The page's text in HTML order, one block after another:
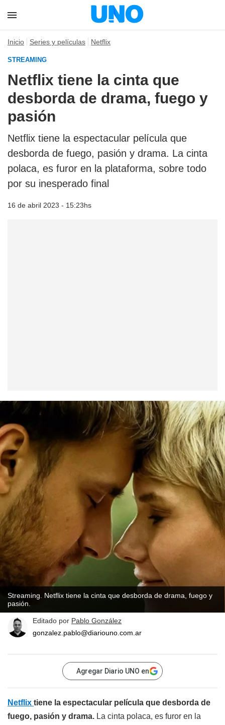
Inicio Series y películas Netflix
STREAMING
Netflix tiene la cinta que
desborda de drama, fuego y
pasión
Netflix tiene la espectacular película que
desborda de fuego, pasión y drama. La cinta
polaca, es furor en la plataforma, sobre todo
por su inesperado final
16 de abril 2023 - 15:23hs
Streaming. Netflix tiene la cinta que desborda de drama, fuego y
pasión.
Editado por Pablo González
gonzalez.pablo@diariouno.com.ar
Agregar Diario UNO en
Netflix tiene la espectacular película que desborda de
fuego, pasión y drama. La cinta polaca, es furor en la